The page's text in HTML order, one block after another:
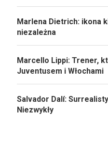
Marlena Dietrich: ikona
niezależna
Marcello Lippi: Trener,
Juventusem i Włochami
Salvador Dalí:
Niezwykły